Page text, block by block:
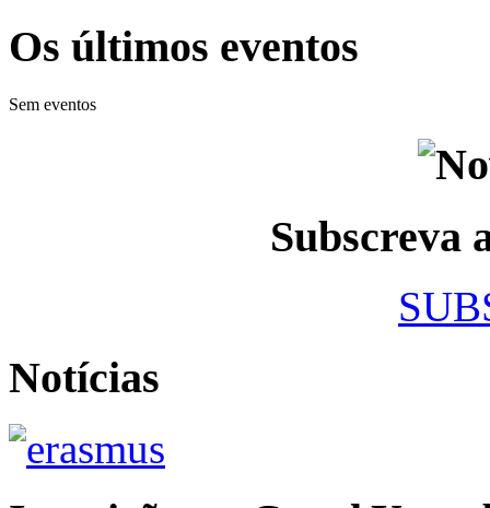
Os últimos eventos
Sem eventos
Subscreva
Notícias